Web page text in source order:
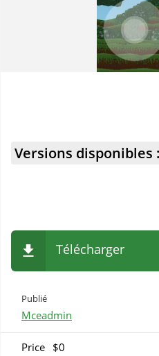
Versions disponibles :
Télécharger
Publié
Mceadmin
Price $0